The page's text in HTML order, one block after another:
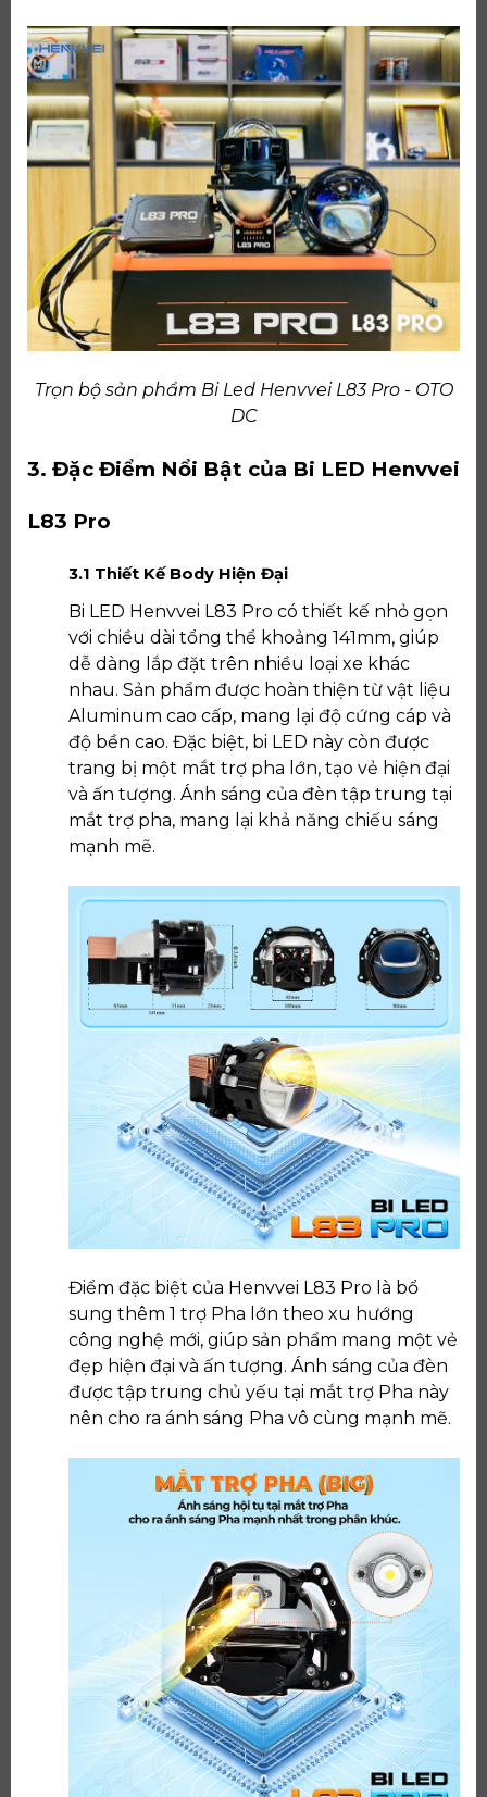
Trọn bộ sản phẩm Bi Led Henvvei L83 Pro - OTO
DC
3. Đặc Điểm Nổi Bật của Bi LED Henvvei
L83 Pro
3.1 Thiết Kế Body Hiện Đại
Bi LED Henvvei L83 Pro có thiết kế nhỏ gọn
với chiều dài tổng thể khoảng 141mm, giúp
dễ dàng lắp đặt trên nhiều loại xe khác
nhau. Sản phẩm được hoàn thiện từ vật liệu
Aluminum cao cấp, mang lại độ cứng cáp và
độ bền cao. Đặc biệt, bi LED này còn được
trang bị một mắt trợ pha lớn, tạo vẻ hiện đại
và ấn tượng. Ánh sáng của đèn tập trung tại
mắt trợ pha, mang lại khả năng chiếu sáng
mạnh mẽ.
Điểm đặc biệt của Henvvei L83 Pro là bổ
sung thêm 1 trợ Pha lớn theo xu hướng
công nghệ mới, giúp sản phẩm mang một vẻ
đẹp hiện đại và ấn tượng. Ánh sáng của đèn
được tập trung chủ yếu tại mắt trợ Pha này
nên cho ra ánh sáng Pha vô cùng mạnh mẽ.